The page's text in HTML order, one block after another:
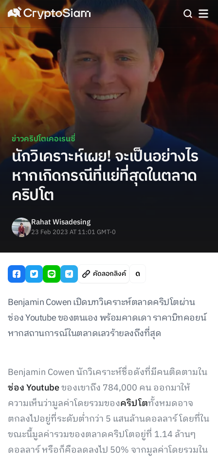
ข่าวคริปโตเคอเรนซี่
นักวิเคราะห์เผย! จะเป็นอย่างไร
หากเกิดกรณีที่แย่ที่สุดในตลาด
คริปโต
Rahat Wisadesing
23 Feb 2023 AT 11:01 GMT-0
คัดลอกลิงค์
Benjamin Cowen เปิดบทวิเคราะห์ตลาดคริปโตผ่าน
ช่อง Youtube ของตนเอง พร้อมคาดเดา ราคาบิทคอยน์
หากสถานการณ์ในตลาดเลวร้ายลงถึงที่สุด
Benjamin Cowen นักวิเคราะห์ชื่อดังที่มีคนติดตามใน
ช่อง Youtubeของเขาถึง 784,000 คน ออกมาให้
ความเห็นว่ามูลค่าโดยรวมของคริปโตทั้งหมดอาจ
ตกลงไปอยู่ที่ระดับต่ำกว่า 5 แสนล้านดอลลาร์ โดยที่ใน
ขณะนี้มูลค่ารวมของตลาดคริปโตอยู่ที่ 1.14 ล้านๆ
ดอลลาร์ หรือก็คือลดลงไป 50% จากมูลค่าโดยรวมใน